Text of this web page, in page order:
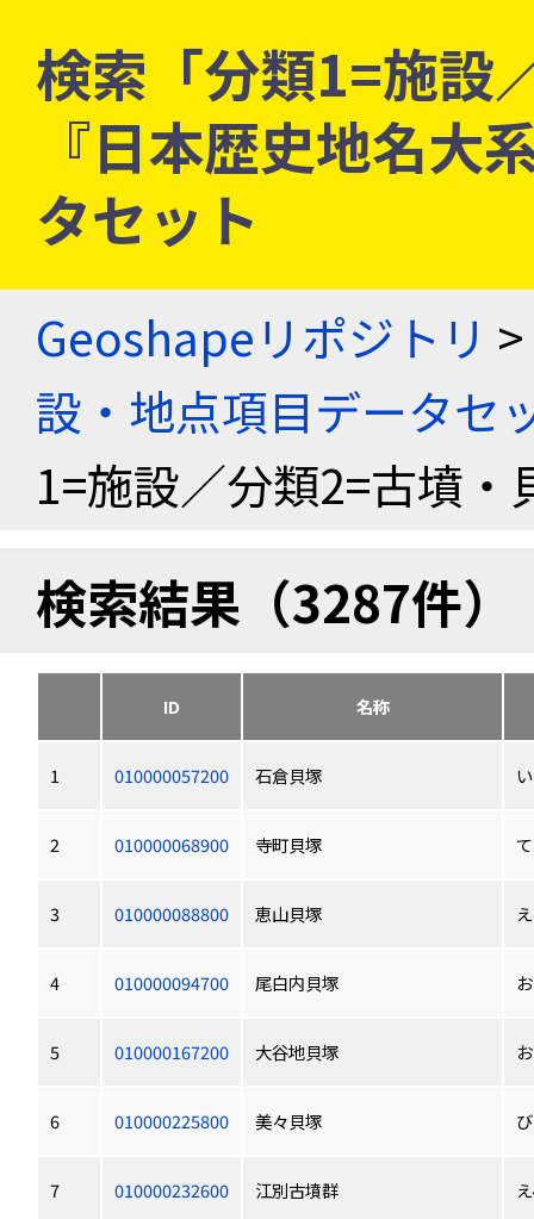
検索「分類1=施設
『日本歴史地名大
タセット
Geoshapeリポジトリ >
設・地点項目データセ
1=施設／分類2=古墳・
検索結果（3287件）
ID 名称
1 010000057200 石倉貝塚
2 010000068900 寺町貝塚
3 010000088800 恵山貝塚
4 010000094700 尾白内貝塚
5 010000167200 大谷地貝塚
6 010000225800 美々貝塚
7 010000232600 江別古墳群